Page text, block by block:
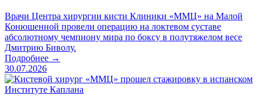
Врачи Центра хирургии кисти Клиники «ММЦ» на Малой
Конюшенной провели операцию на локтевом суставе
абсолютному чемпиону мира по боксу в полутяжелом весе
Дмитрию Биволу.
Подробнее →
30.07.2026